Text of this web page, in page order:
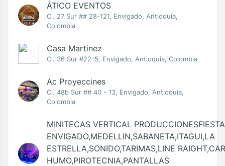
ÁTICO EVENTOS
Cl. 27 Sur ## 28-121, Envigado, Antioquia,
Colombia
Casa Martinez
Cl. 36 Sur #22-5, Envigado, Antioquia, Colombia
Ac Proyeccines
Cl. 48b Sur ## 40 - 13, Envigado, Antioquia,
Colombia
MINITECAS VERTICAL
ENVIGADO,MEDELLIN,SABANETA,ITAGUI,LA
ESTRELLA,SONIDO,TARIMAS,LINE
HUMO,PIROTECNIA,PANTALLAS